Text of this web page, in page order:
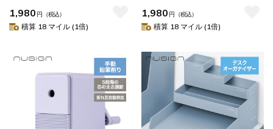
1,980 円 （税込）
積算 18 マイル (1倍)
1,980 円 （税込）
積算 18 マイル (1倍)